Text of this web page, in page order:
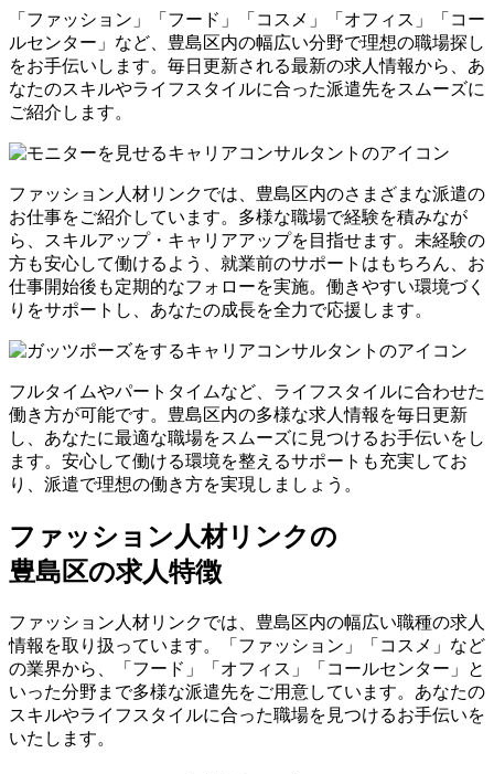
「ファッション」「フード」「コスメ」「オフィス」「コー
ルセンター」など、豊島区内の幅広い分野で理想の職場探し
をお手伝いします。毎日更新される最新の求人情報から、あ
なたのスキルやライフスタイルに合った派遣先をスムーズに
ご紹介します。
ファッション人材リンクでは、豊島区内のさまざまな派遣の
お仕事をご紹介しています。多様な職場で経験を積みなが
ら、スキルアップ・キャリアアップを目指せます。未経験の
方も安心して働けるよう、就業前のサポートはもちろん、お
仕事開始後も定期的なフォローを実施。働きやすい環境づく
りをサポートし、あなたの成長を全力で応援します。
フルタイムやパートタイムなど、ライフスタイルに合わせた
働き方が可能です。豊島区内の多様な求人情報を毎日更新
し、あなたに最適な職場をスムーズに見つけるお手伝いをし
ます。安心して働ける環境を整えるサポートも充実してお
り、派遣で理想の働き方を実現しましょう。
ファッション人材リンクの
豊島区の求人特徴
ファッション人材リンクでは、豊島区内の幅広い職種の求人
情報を取り扱っています。「ファッション」「コスメ」など
の業界から、「フード」「オフィス」「コールセンター」と
いった分野まで多様な派遣先をご用意しています。あなたの
スキルやライフスタイルに合った職場を見つけるお手伝いを
いたします。